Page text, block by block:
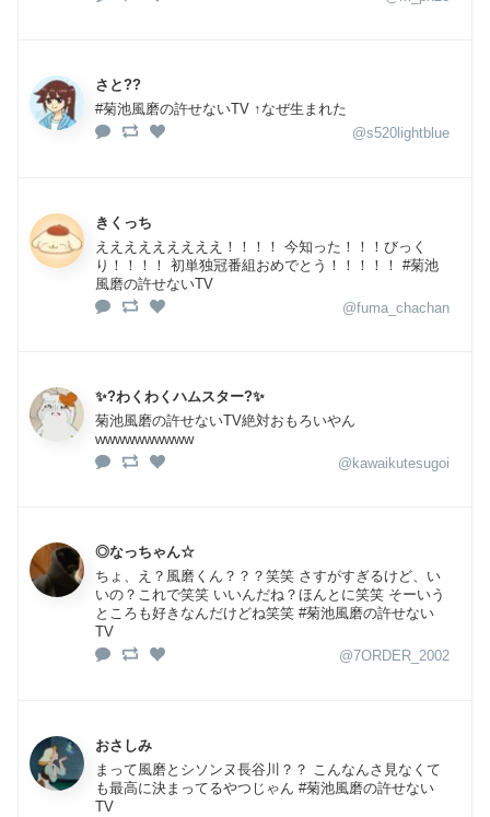
さと??
#菊池風磨の許せないTV ↑なぜ生まれた
@s520lightblue
きくっち
えええええええええ！！！！ 今知った！！！びっく
り！！！！ 初単独冠番組おめでとう！！！！！ #菊池
風磨の許せないTV
@fuma_chachan
✨?わくわくハムスター?✨
菊池風磨の許せないTV絶対おもろいやん
wwwwwwwwww
@kawaikutesugoi
◎なっちゃん☆
ちょ、え？風磨くん？？？笑笑 さすがすぎるけど、い
いの？これで笑笑 いいんだね？ほんとに笑笑 そーいう
ところも好きなんだけどね笑笑 #菊池風磨の許せない
TV
@7ORDER_2002
おさしみ
まって風磨とシソンヌ長谷川？？ こんなんさ見なくて
も最高に決まってるやつじゃん #菊池風磨の許せない
TV